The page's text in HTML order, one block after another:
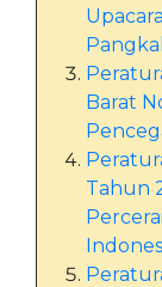
Barat
Tahun